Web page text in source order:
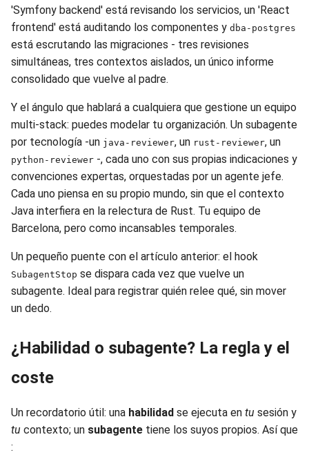
'Symfony backend' está revisando los servicios, un 'React
frontend' está auditando los componentes y dba-postgres
está escrutando las migraciones - tres revisiones
simultáneas, tres contextos aislados, un único informe
consolidado que vuelve al padre.
Y el ángulo que hablará a cualquiera que gestione un equipo
multi-stack: puedes modelar tu organización. Un subagente
por tecnología -un java-reviewer, un rust-reviewer, un
python-reviewer -, cada uno con sus propias indicaciones y
convenciones expertas, orquestadas por un agente jefe.
Cada uno piensa en su propio mundo, sin que el contexto
Java interfiera en la relectura de Rust. Tu equipo de
Barcelona, pero como incansables temporales.
Un pequeño puente con el artículo anterior: el hook
SubagentStop se dispara cada vez que vuelve un
subagente. Ideal para registrar quién relee qué, sin mover
un dedo.
¿Habilidad o subagente? La regla y el
coste
Un recordatorio útil: una habilidad se ejecuta en tu sesión y
tu contexto; un subagente tiene los suyos propios. Así que
: